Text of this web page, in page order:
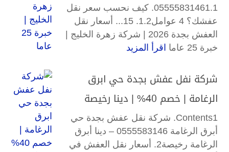
05555831461.1. كيف نحسب سعر نقل
عفشك؟ 4 عوامل1.2. 15... أسعار نقل
العفش بجدة 2026 | شركة زهرة الخليج |
خبرة 25 عاما
اقرأ المزيد
شركة نفل عفش بجدة حي ابرق
الرغامة | خصم 40% | دينا رخيصة
Contents1. شركة نقل عفش بجدة حي
أبرق الرغامة 0555583146 – دينا أبرق
الرغامة رخيصة2. أسعار نقل العفش في